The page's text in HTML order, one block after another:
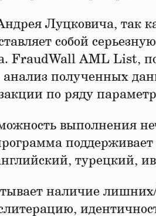
Луцковича, так
собой
FraudWall AML List,
анализ полученных
по ряду
выполнения
поддерживает
турецкий,
наличие